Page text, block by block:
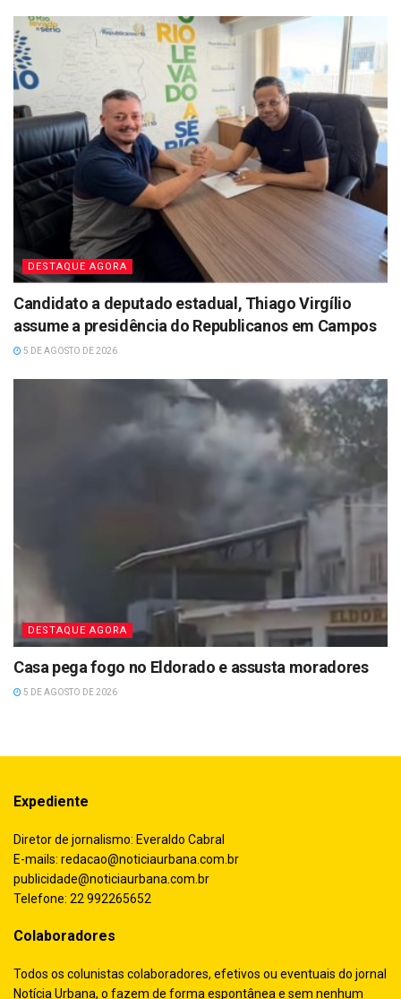
DESTAQUE AGORA
Candidato a deputado estadual, Thiago Virgílio
assume a presidência do Republicanos em Campos
5 DE AGOSTO DE 2026
DESTAQUE AGORA
Casa pega fogo no Eldorado e assusta moradores
5 DE AGOSTO DE 2026
Expediente
Diretor de jornalismo: Everaldo Cabral
E-mails: redacao@noticiaurbana.com.br
publicidade@noticiaurbana.com.br
Telefone: 22 992265652
Colaboradores
Todos os colunistas colaboradores, efetivos ou eventuais do jornal
Notícia Urbana, o fazem de forma espontânea e sem nenhum